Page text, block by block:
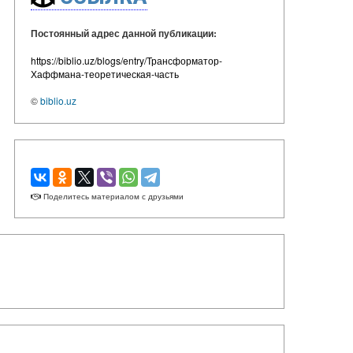
Постоянный адрес данной публикации:
https://biblio.uz/blogs/entry/Трансформатор-
Хаффмана-теоретическая-часть
©biblio.uz
Поделитесь материалом с друзьями